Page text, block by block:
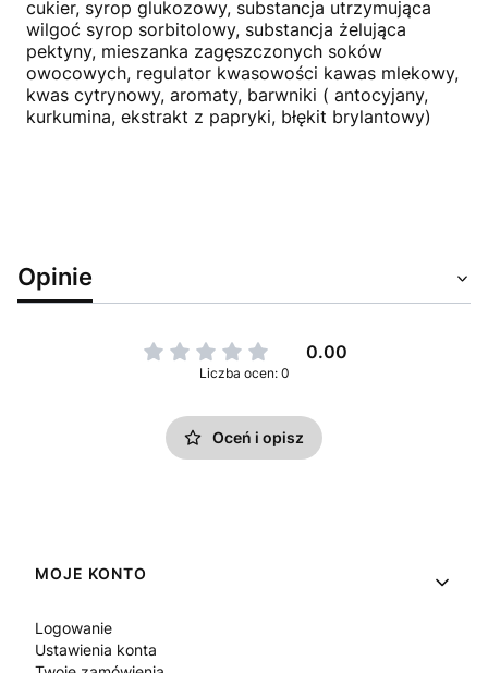
cukier, syrop glukozowy, substancja utrzymująca
wilgoć syrop sorbitolowy, substancja żelująca
pektyny, mieszanka zagęszczonych soków
owocowych, regulator kwasowości kawas mlekowy,
kwas cytrynowy, aromaty, barwniki ( antocyjany,
kurkumina, ekstrakt z papryki, błękit brylantowy)
Opinie
0.00
Liczba ocen: 0
Oceń i opisz
Linki w stopce
MOJE KONTO
Logowanie
Ustawienia konta